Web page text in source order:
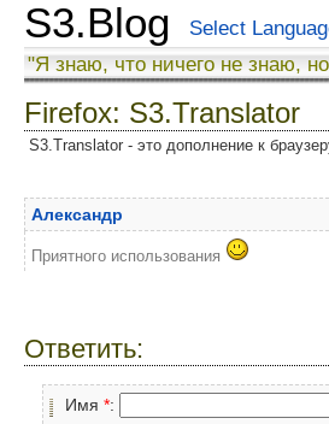
S3.Blog Select
"Я знаю, что ничего не знаю,
Firefox: S3.Translator
S3.Translator - это дополнение к
Александр
Приятного использования
Ответить:
Имя *: